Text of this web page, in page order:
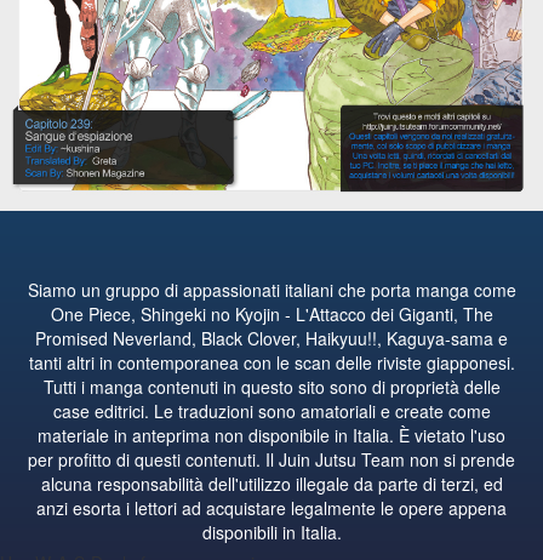
Siamo un gruppo di appassionati italiani che porta manga come
One Piece, Shingeki no Kyojin - L'Attacco dei Giganti, The
Promised Neverland, Black Clover, Haikyuu!!, Kaguya-sama e
tanti altri in contemporanea con le scan delle riviste giapponesi.
Tutti i manga contenuti in questo sito sono di proprietà delle
case editrici. Le traduzioni sono amatoriali e create come
materiale in anteprima non disponibile in Italia. È vietato l'uso
per profitto di questi contenuti. Il Juin Jutsu Team non si prende
alcuna responsabilità dell'utilizzo illegale da parte di terzi, ed
anzi esorta i lettori ad acquistare legalmente le opere appena
disponibili in Italia.